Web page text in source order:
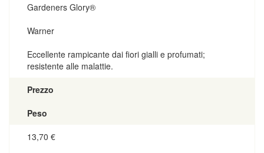
Gardeners Glory®
Warner
Eccellente rampicante dai fiori gialli e profumati;
resistente alle malattie.
Prezzo
Peso
13,70 €